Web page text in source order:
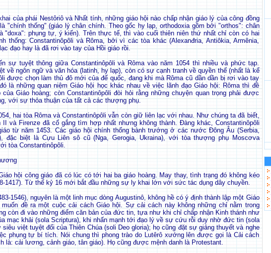
của phái Nestôriô và Nhất tính, những giáo hội nào chấp nhận giáo lý của công đồng
"chính thống" (giáo lý chân chính. Theo gốc hy lạp, orthodoxia gồm bởi "orthos": chân
"doxa": phụng tự, ý kiến). Trên thực tế, thì vào cuối thiên niên thứ nhất chỉ còn có hai
thống: Constantinôpôli và Rôma, bởi vì các tòa khác (Alexanđria, Antiôkia, Armênia,
đạo hay là đã rơi vào tay của Hồi giáo rồi.
sự tuyệt thông giữa Constantinôpôli và Rôma vào năm 1054 thì nhiều và phức tạp.
về ngôn ngữ và văn hóa (latinh, hy lạp), còn có sự cạnh tranh về quyền thế (nhất là kể
được chọn làm thủ đô mới của đế quốc, đang khi mà Rôma cũ dần dần bị rơi vào tay
là những quan niệm Giáo hội học khác nhau về việc lãnh đạo Giáo hội: Rôma thì đề
Giáo hoàng; còn Constantinôpôli đòi hỏi rằng những chuyện quan trọng phải được
với sự thỏa thuận của tất cả các thượng phụ.
hai tòa Rôma và Constantinôpôli vẫn còn giữ liên lạc với nhau. Như chúng ta đã biết,
II và Firenze đã cố gắng tìm hợp nhất nhưng không thành. Đàng khác, Constantinôpôli
từ năm 1453. Các giáo hội chính thống bành trướng ở các nước Đông Âu (Serbia,
đặc biệt là Cựu Liên sô cũ (Nga, Gerogia, Ukraina), với tòa thượng phụ Moscơva
tòa Constantinôpôli.
hội công giáo đã có lúc có tới hai ba giáo hoàng. May thay, tình trạng đó không kéo
1417). Từ thế kỷ 16 mới bắt đầu những sự ly khai lớn với sức tác dụng dây chuyền.
1546), nguyên là một linh mục dòng Augustinô, không hề có ý định thành lập một Giáo
đề ra một cuộc cải cách Giáo hội. Sự cải cách này không những chỉ nằm trong
còn đi vào những điểm căn bản của đức tin, tựa như khi chỉ chấp nhận Kinh thánh như
mạc khải (sola Scriptura), khi nhấn mạnh tới đạo lý về sự cứu rỗi duy nhờ đức tin (sola
việt tuyệt đối của Thiên Chúa (soli Deo gloria); họ cũng đặt sự giảng thuyết và nghe
phụng tự bí tích. Nói chung thì phong trào do Lutêrô xướng lên được gọi là Cải cách
là: cải lương, cảnh giáo, tân giáo). Họ cũng được mệnh danh là Protestant.